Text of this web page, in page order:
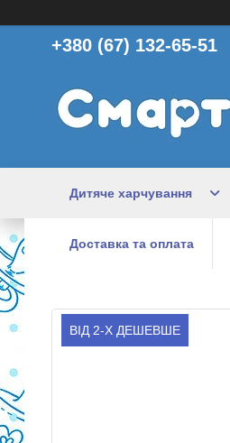
+380 (67) 132-65-51
Дитяче харчування
Доставка та оплата
ВІД 2-Х ДЕШЕВШЕ